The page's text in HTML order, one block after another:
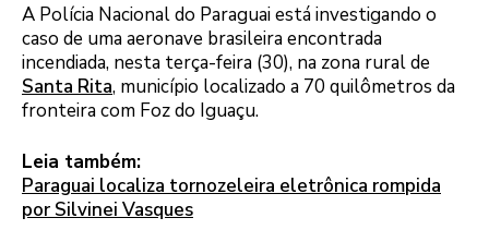
A Polícia Nacional do Paraguai está investigando o
caso de uma aeronave brasileira encontrada
incendiada, nesta terça-feira (30), na zona rural de
Santa Rita, município localizado a 70 quilômetros da
fronteira com Foz do Iguaçu.
Leia também:
Paraguai localiza tornozeleira eletrônica rompida
por Silvinei Vasques